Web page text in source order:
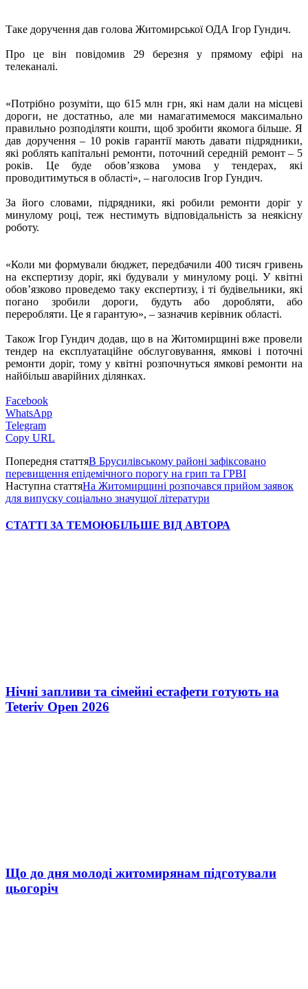
Таке доручення дав голова Житомирської ОДА Ігор Гундич.
Про це він повідомив 29 березня у прямому ефірі на
телеканалі.
«Потрібно розуміти, що 615 млн грн, які нам дали на місцеві
дороги, не достатньо, але ми намагатимемося максимально
правильно розподіляти кошти, щоб зробити якомога більше. Я
дав доручення – 10 років гарантії мають давати підрядники,
які роблять капітальні ремонти, поточний середній ремонт – 5
років. Це буде обов’язкова умова у тендерах, які
проводитимуться в області», – наголосив Ігор Гундич.
За його словами, підрядники, які робили ремонти доріг у
минулому році, теж нестимуть відповідальність за неякісну
роботу.
«Коли ми формували бюджет, передбачили 400 тисяч гривень
на експертизу доріг, які будували у минулому році. У квітні
обов’язково проведемо таку експертизу, і ті будівельники, які
погано зробили дороги, будуть або доробляти, або
переробляти. Це я гарантую», – зазначив керівник області.
Також Ігор Гундич додав, що в на Житомирщині вже провели
тендер на експлуатаційне обслуговування, ямкові і поточні
ремонти доріг, тому у квітні розпочнуться ямкові ремонти на
найбільш аварійних ділянках.
Facebook
WhatsApp
Telegram
Copy URL
Попередня статтяВ Брусилівському районі зафіксовано
перевищення епідемічного порогу на грип та ГРВІ
Наступна статтяНа Житомирщині розпочався прийом заявок
для випуску соціально значущої літератури
СТАТТІ ЗА ТЕМОЮБІЛЬШЕ ВІД АВТОРА
Нічні запливи та сімейні естафети готують на
Teteriv Open 2026
Що до дня молоді житомирянам підготували
цьогоріч